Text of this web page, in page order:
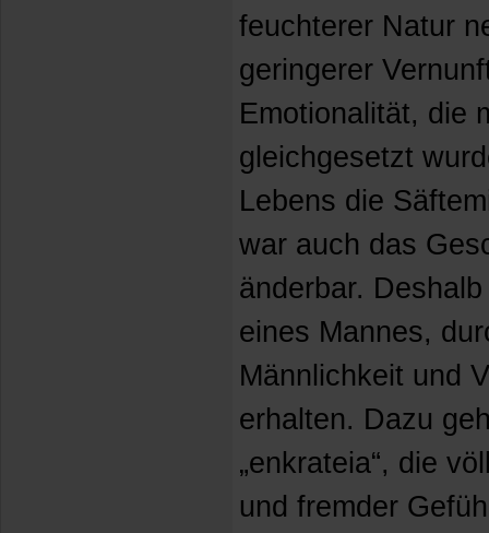
feuchterer Natur
geringerer
Emotionalität, die
gleichgesetzt
Lebens die
war auch das
änderbar.
eines Mannes,
Männlichkeit und
erhalten. Dazu
„enkrateia“, die
und fremder